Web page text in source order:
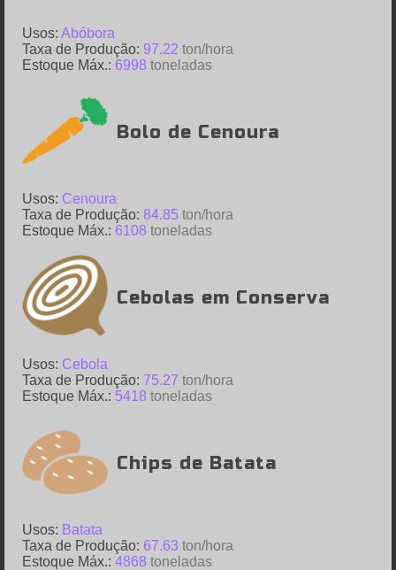
Usos: Abóbora
Taxa de Produção: 97.22 ton/hora
Estoque Máx.: 6998 toneladas
Bolo de Cenoura
Usos: Cenoura
Taxa de Produção: 84.85 ton/hora
Estoque Máx.: 6108 toneladas
Cebolas em Conserva
Usos: Cebola
Taxa de Produção: 75.27 ton/hora
Estoque Máx.: 5418 toneladas
Chips de Batata
Usos: Batata
Taxa de Produção: 67.63 ton/hora
Estoque Máx.: 4868 toneladas